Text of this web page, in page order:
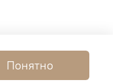
Понятно